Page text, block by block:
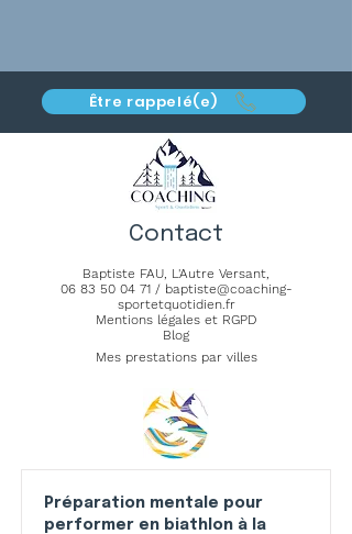
Être rappelé(e)
Contact
Baptiste FAU, L'Autre Versant,
06 83 50 04 71/ baptiste@coaching-
sportetquotidien.fr
Mentions légales et RGPD
Blog
Mes prestations par villes
Préparation mentale pour
performer en biathlon à la